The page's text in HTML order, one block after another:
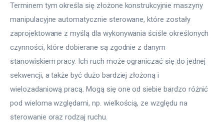
Terminem tym określa się złożone konstrukcyjnie maszyny
manipulacyjne automatycznie sterowane, które zostały
zaprojektowane z myślą dla wykonywania ściśle określonych
czynności, które dobierane są zgodnie z danym
stanowiskiem pracy. Ich ruch może ograniczać się do jednej
sekwencji, a także być dużo bardziej złożoną i
wielozadaniową pracą. Mogą się one od siebie bardzo różnić
pod wieloma względami, np. wielkością, ze względu na
sterowanie oraz rodzaj ruchu.